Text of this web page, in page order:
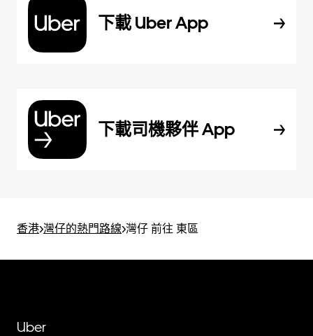
下載 Uber App
下載司機夥伴 App
香港>灣仔的熱門路線>灣仔 前往 東區
Uber